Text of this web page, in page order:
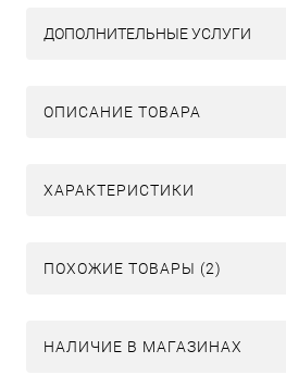
ДОПОЛНИТЕЛЬНЫЕ УСЛУГИ
ОПИСАНИЕ ТОВАРА
ХАРАКТЕРИСТИКИ
ПОХОЖИЕ ТОВАРЫ (2)
НАЛИЧИЕ В МАГАЗИНАХ